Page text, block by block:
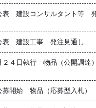
表 建設コンサルタント等
表 建設工事 発注見通し
２４日執行 物品（公開調達
募開始 物品（応募型入札）